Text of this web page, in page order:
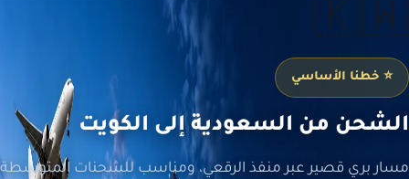
🇰🇼
⭐ خطنا الأساسي
الشحن من السعودية إلى الكويت
مسار بري قصير عبر منفذ الرقعي، ومناسب للشحنات المتوسطة